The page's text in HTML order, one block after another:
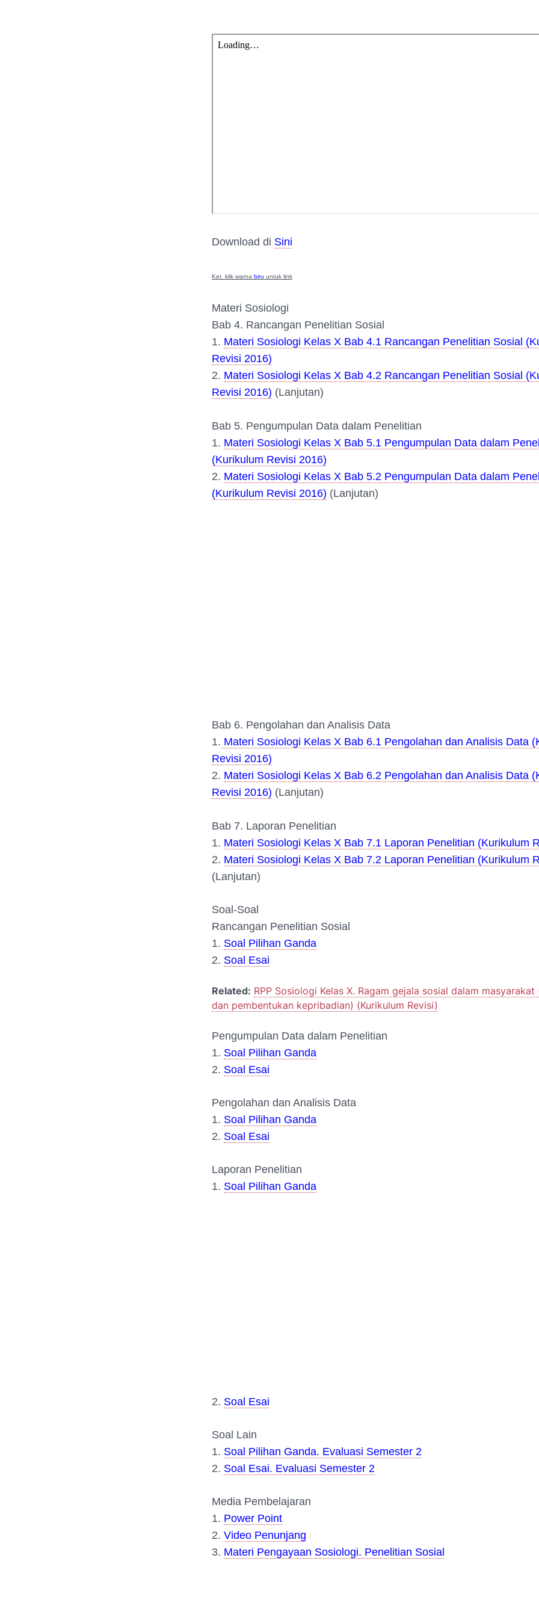
Download di Sini
Ket. klik warna biru untuk link
Materi Sosiologi
Bab 4. Rancangan Penelitian Sosial
1. Materi Sosiologi Kelas X Bab 4.1 Rancangan Penelitian Sosial
Revisi 2016)
2. Materi Sosiologi Kelas X Bab 4.2 Rancangan Penelitian Sosial
Revisi 2016) (Lanjutan)
Bab 5. Pengumpulan Data dalam Penelitian
1. Materi Sosiologi Kelas X Bab 5.1 Pengumpulan Data dalam
(Kurikulum Revisi 2016)
2. Materi Sosiologi Kelas X Bab 5.2 Pengumpulan Data dalam
(Kurikulum Revisi 2016) (Lanjutan)
Bab 6. Pengolahan dan Analisis Data
1. Materi Sosiologi Kelas X Bab 6.1 Pengolahan dan Analisis Data
Revisi 2016)
2. Materi Sosiologi Kelas X Bab 6.2 Pengolahan dan Analisis Data
Revisi 2016) (Lanjutan)
Bab 7. Laporan Penelitian
1. Materi Sosiologi Kelas X Bab 7.1 Laporan Penelitian (Kurikulum
2. Materi Sosiologi Kelas X Bab 7.2 Laporan Penelitian (Kurikulum
(Lanjutan)
Soal-Soal
Rancangan Penelitian Sosial
1. Soal Pilihan Ganda
2. Soal Esai
Related: RPP Sosiologi Kelas X. Ragam gejala sosial dalam masyarakat
dan pembentukan kepribadian) (Kurikulum Revisi)
Pengumpulan Data dalam Penelitian
1. Soal Pilihan Ganda
2. Soal Esai
Pengolahan dan Analisis Data
1. Soal Pilihan Ganda
2. Soal Esai
Laporan Penelitian
1. Soal Pilihan Ganda
2. Soal Esai
Soal Lain
1. Soal Pilihan Ganda. Evaluasi Semester 2
2. Soal Esai. Evaluasi Semester 2
Media Pembelajaran
1. Power Point
2. Video Penunjang
3. Materi Pengayaan Sosiologi. Penelitian Sosial